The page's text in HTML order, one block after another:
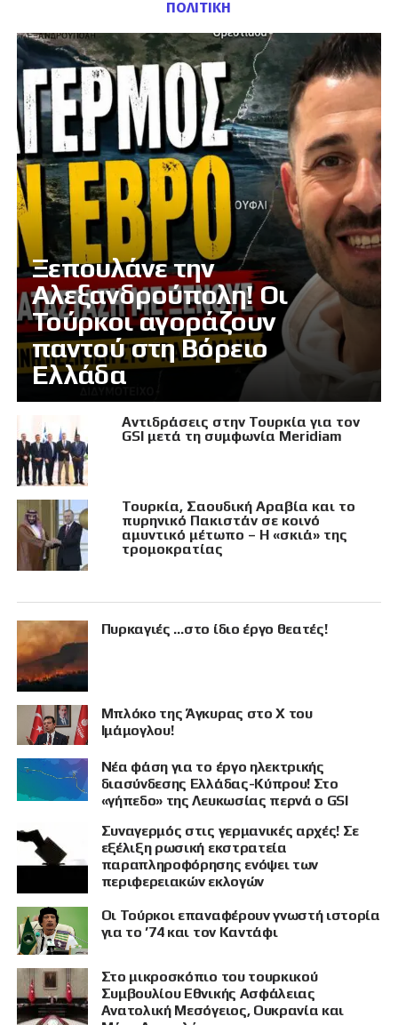
ΠΟΛΙΤΙΚΗ
Ξεπουλάνε την
Αλεξανδρούπολη! Οι
Τούρκοι αγοράζουν
παντού στη Βόρειο
Ελλάδα
Αντιδράσεις στην Τουρκία για τον
GSI μετά τη συμφωνία Meridiam
Τουρκία, Σαουδική Αραβία και το
πυρηνικό Πακιστάν σε κοινό
αμυντικό μέτωπο – Η «σκιά» της
τρομοκρατίας
Πυρκαγιές …στο ίδιο έργο θεατές!
Μπλόκο της Άγκυρας στο X του
Ιμάμογλου!
Νέα φάση για το έργο ηλεκτρικής
διασύνδεσης Ελλάδας-Κύπρου! Στο
«γήπεδο» της Λευκωσίας περνά ο GSI
Συναγερμός στις γερμανικές αρχές! Σε
εξέλιξη ρωσική εκστρατεία
παραπληροφόρησης ενόψει των
περιφερειακών εκλογών
Οι Τούρκοι επαναφέρουν γνωστή ιστορία
για το ’74 και τον Καντάφι
Στο μικροσκόπιο του τουρκικού
Συμβουλίου Εθνικής Ασφάλειας
Ανατολική Μεσόγειος, Ουκρανία και